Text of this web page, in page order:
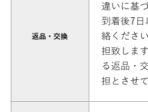
返品・交換
違いに基
到着後7日
絡くださ
担致しま
る返品・
担とさせ